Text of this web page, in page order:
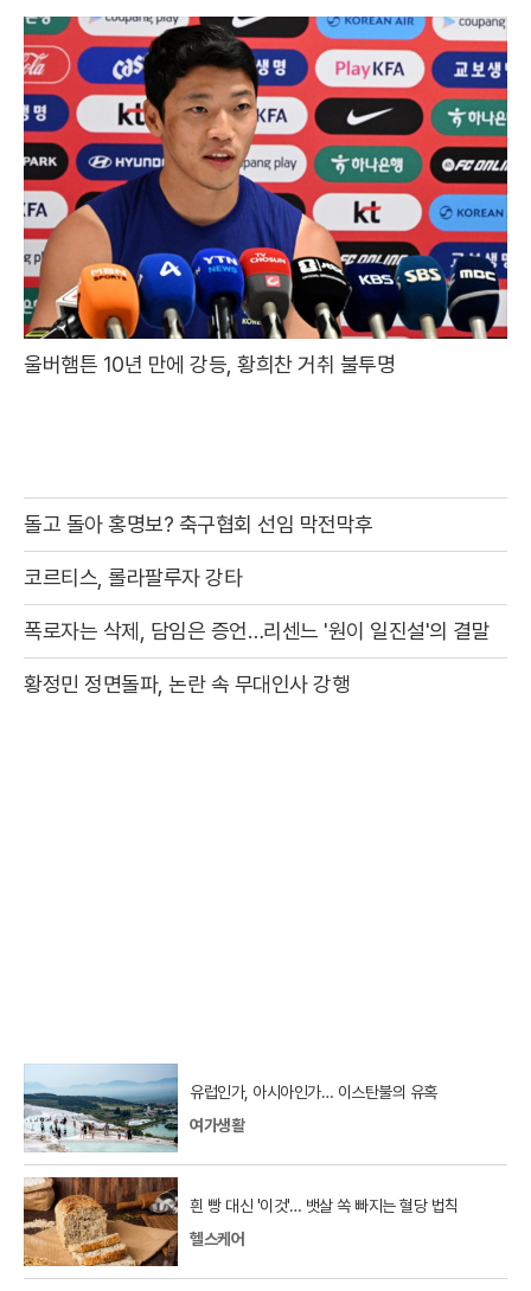
울버햄튼 10년 만에 강등, 황희찬 거취 불투명
돌고 돌아 홍명보? 축구협회 선임 막전막후
코르티스, 롤라팔루자 강타
폭로자는 삭제, 담임은 증언…리센느 '원이 일진설'의 결말
황정민 정면돌파, 논란 속 무대인사 강행
유럽인가, 아시아인가… 이스탄불의 유혹
여가생활
흰 빵 대신 '이것'… 뱃살 쏙 빠지는 혈당 법칙
헬스케어